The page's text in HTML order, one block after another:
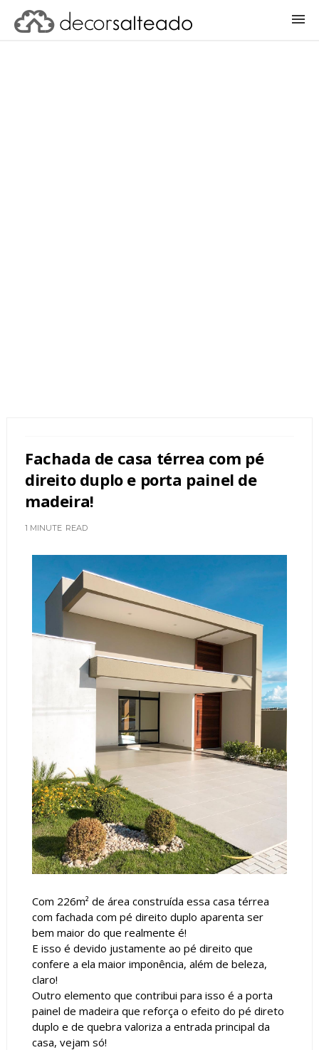
Fachada de casa térrea com pé
direito duplo e porta painel de
madeira!
1 MINUTE READ
Com 226m² de área construída essa casa térrea
com fachada com pé direito duplo aparenta ser
bem maior do que realmente é!
E isso é devido justamente ao pé direito que
confere a ela maior imponência, além de beleza,
claro!
Outro elemento que contribui para isso é a porta
painel de madeira que reforça o efeito do pé direto
duplo e de quebra valoriza a entrada principal da
casa, vejam só!